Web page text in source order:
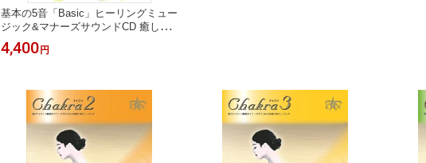
基本の5音「Basic」ヒーリングミュー
ジック&マナーズサウンドCD 癒しの
音楽 ヒーリングミュージック 心身を
整える 愛 生命力 リラックス チルア
動療法 音響療法 特殊音響 試聴 healin
4,400 円